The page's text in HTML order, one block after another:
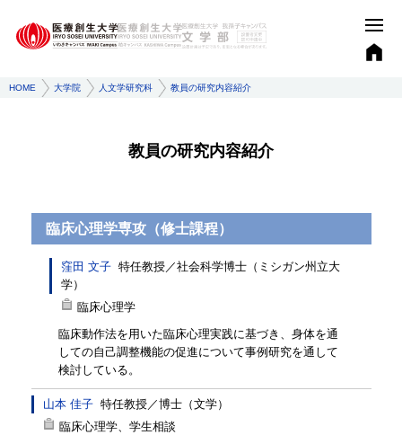
HOME 大学院 人文学研究科 教員の研究内容紹介
教員の研究内容紹介
臨床心理学専攻（修士課程）
窪田 文子 特任教授／社会科学博士（ミシガン州立大
学）
臨床心理学
臨床動作法を用いた臨床心理実践に基づき、身体を通
しての自己調整機能の促進について事例研究を通して
検討している。
山本 佳子 特任教授／博士（文学）
臨床心理学、学生相談